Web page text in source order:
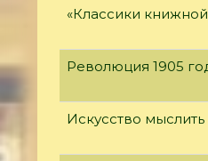
«Классики
Революция 1905
Искусство мыслить